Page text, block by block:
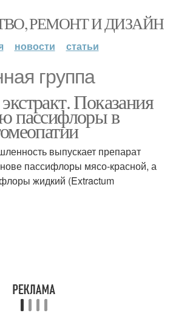
РЕМОНТ И ДИЗАЙН
новости статьи
группа
Показания
пассифлоры в
выпускает препарат
пассифлоры мясо-красной, а
жидкий (Extractum